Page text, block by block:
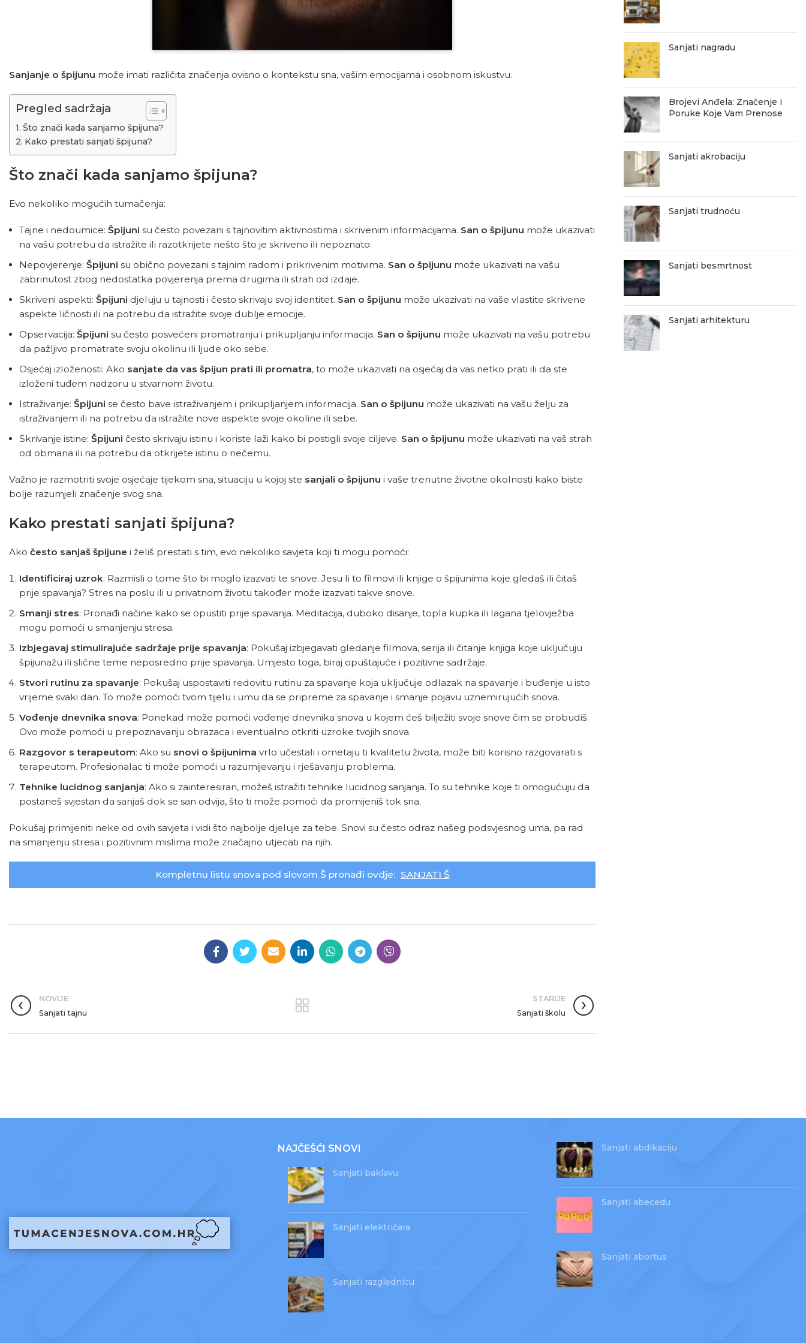
Sanjanje o špijunu može imati različita značenja ovisno o kontekstu sna, vašim emocijama i osobnom iskustvu.
Pregled sadržaja
Što znači kada sanjamo špijuna?
Kako prestati sanjati špijuna?
Što znači kada sanjamo špijuna?
Evo nekoliko mogućih tumačenja:
Tajne i nedoumice: Špijuni su često povezani s tajnovitim aktivnostima i skrivenim informacijama. San o špijunu može ukazivati
​​na vašu potrebu da istražite ili razotkrijete nešto što je skriveno ili nepoznato.
Nepovjerenje: Špijuni su obično povezani s tajnim radom i prikrivenim motivima. San o špijunu može ukazivati ​​na vašu
zabrinutost zbog nedostatka povjerenja prema drugima ili strah od izdaje.
Skriveni aspekti: Špijuni djeluju u tajnosti i često skrivaju svoj identitet. San o špijunu može ukazivati ​​na vaše vlastite skrivene
aspekte ličnosti ili na potrebu da istražite svoje dublje emocije.
Opservacija: Špijuni su često posvećeni promatranju i prikupljanju informacija. San o špijunu može ukazivati ​​na vašu potrebu
da pažljivo promatrate svoju okolinu ili ljude oko sebe.
Osjećaj izloženosti: Ako sanjate da vas špijun prati ili promatra, to može ukazivati ​​na osjećaj da vas netko prati ili da ste
izloženi tuđem nadzoru u stvarnom životu.
Istraživanje: Špijuni se često bave istraživanjem i prikupljanjem informacija. San o špijunu može ukazivati ​​na vašu želju za
istraživanjem ili na potrebu da istražite nove aspekte svoje okoline ili sebe.
Skrivanje istine: Špijuni često skrivaju istinu i koriste laži kako bi postigli svoje ciljeve. San o špijunu može ukazivati ​​na vaš strah
od obmana ili na potrebu da otkrijete istinu o nečemu.
Važno je razmotriti svoje osjećaje tijekom sna, situaciju u kojoj ste sanjali o špijunu i vaše trenutne životne okolnosti kako biste
bolje razumjeli značenje svog sna.
Kako prestati sanjati špijuna?
Ako često sanjaš špijune i želiš prestati s tim, evo nekoliko savjeta koji ti mogu pomoći:
Identificiraj uzrok: Razmisli o tome što bi moglo izazvati te snove. Jesu li to filmovi ili knjige o špijunima koje gledaš ili čitaš
prije spavanja? Stres na poslu ili u privatnom životu također može izazvati takve snove.
Smanji stres: Pronađi načine kako se opustiti prije spavanja. Meditacija, duboko disanje, topla kupka ili lagana tjelovježba
mogu pomoći u smanjenju stresa.
Izbjegavaj stimulirajuće sadržaje prije spavanja: Pokušaj izbjegavati gledanje filmova, serija ili čitanje knjiga koje uključuju
špijunažu ili slične teme neposredno prije spavanja. Umjesto toga, biraj opuštajuće i pozitivne sadržaje.
Stvori rutinu za spavanje: Pokušaj uspostaviti redovitu rutinu za spavanje koja uključuje odlazak na spavanje i buđenje u isto
vrijeme svaki dan. To može pomoći tvom tijelu i umu da se pripreme za spavanje i smanje pojavu uznemirujućih snova.
Vođenje dnevnika snova: Ponekad može pomoći vođenje dnevnika snova u kojem ćeš bilježiti svoje snove čim se probudiš.
Ovo može pomoći u prepoznavanju obrazaca i eventualno otkriti uzroke tvojih snova.
Razgovor s terapeutom: Ako su snovi o špijunima vrlo učestali i ometaju ti kvalitetu života, može biti korisno razgovarati s
terapeutom. Profesionalac ti može pomoći u razumijevanju i rješavanju problema.
Tehnike lucidnog sanjanja: Ako si zainteresiran, možeš istražiti tehnike lucidnog sanjanja. To su tehnike koje ti omogućuju da
postaneš svjestan da sanjaš dok se san odvija, što ti može pomoći da promijeniš tok sna.
Pokušaj primijeniti neke od ovih savjeta i vidi što najbolje djeluje za tebe. Snovi su često odraz našeg podsvjesnog uma, pa rad
na smanjenju stresa i pozitivnim mislima može značajno utjecati na njih.
Kompletnu listu snova pod slovom Š pronađi ovdje: SANJATI Š
NOVIJE
Sanjati tajnu
STARIJE
Sanjati školu
Sanjati nagradu
Brojevi Anđela: Značenje i
Poruke Koje Vam Prenose
Sanjati akrobaciju
Sanjati trudnoću
Sanjati besmrtnost
Sanjati arhitekturu
NAJČEŠĆI SNOVI
Sanjati baklavu
Sanjati električara
Sanjati razglednicu
Sanjati abdikaciju
Sanjati abecedu
Sanjati abortus